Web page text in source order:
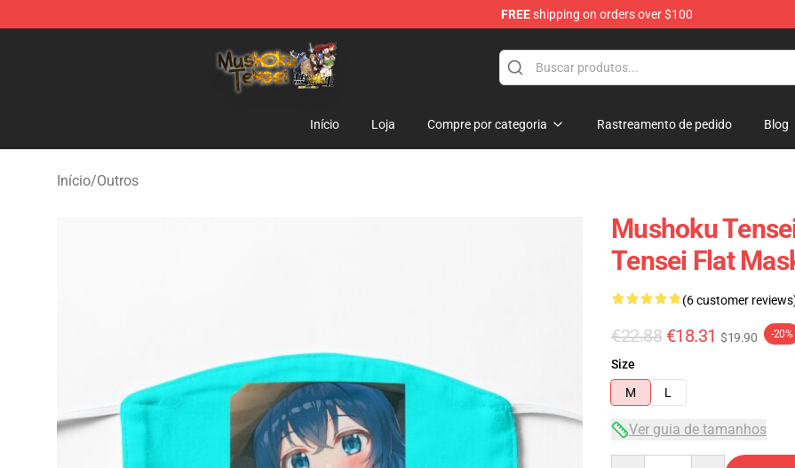
FREEshipping on orders over $100
Mushoku Tensei Store - Official Mushoku Tensei Merchandise Shop
Início Loja Compre por categoria Rastreamento de pedido Blog
Início/Outros
Mushoku
Tensei Flat
(6 customer
€22.88 €18.31 $19.90 -20%
Size
M
L
Ver guia de tamanhos